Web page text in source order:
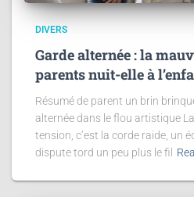
DIVERS
Garde alternée : la
parents nuit-elle à
Résumé de parent un brin
alternée dans le flou artistique
tension, c’est la corde raide, un
dispute tord un peu plus le fil